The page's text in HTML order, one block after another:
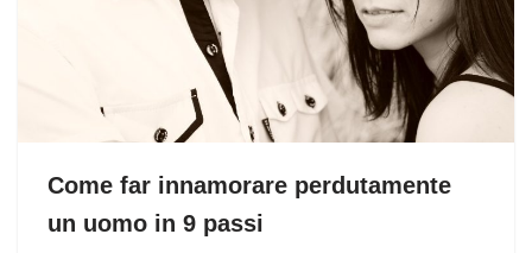
Come far innamorare perdutamente
un uomo in 9 passi